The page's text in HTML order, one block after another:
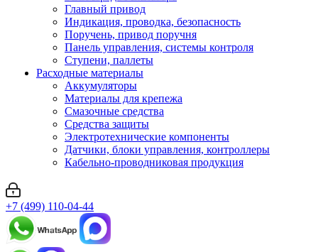
Главный привод
Индикация, проводка, безопасность
Поручень, привод поручня
Панель управления, системы контроля
Ступени, паллеты
Расходные материалы
Аккумуляторы
Материалы для крепежа
Смазочные средства
Средства защиты
Электротехнические компоненты
Датчики, блоки управления, контроллеры
Кабельно-проводниковая продукция
+7 (499) 110-04-44